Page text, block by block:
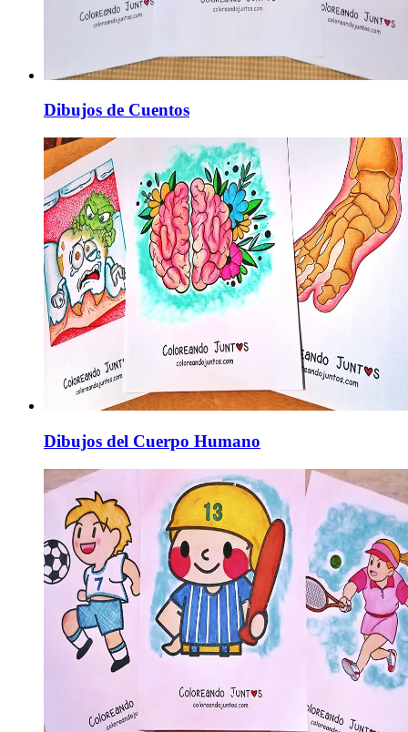
Dibujos de Cuentos
Dibujos del Cuerpo Humano